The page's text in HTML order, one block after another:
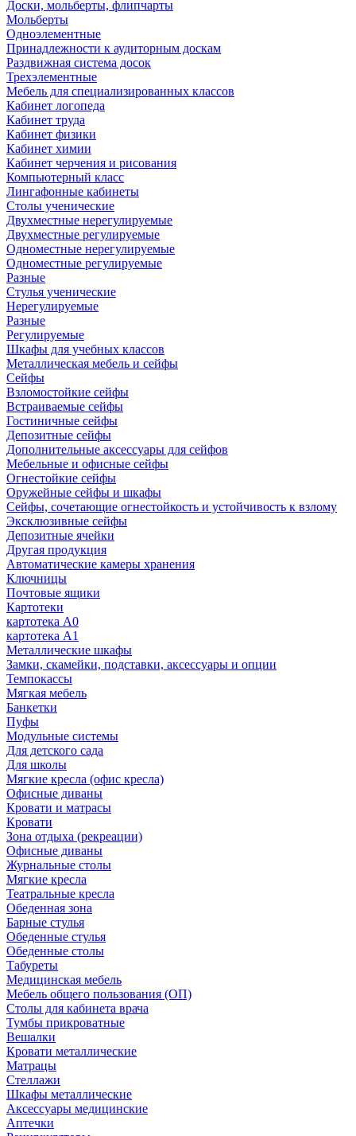
Доски, мольберты, флипчарты
Мольберты
Одноэлементные
Принадлежности к аудиторным доскам
Раздвижная система досок
Трехэлементные
Мебель для специализированных классов
Кабинет логопеда
Кабинет труда
Кабинет физики
Кабинет химии
Кабинет черчения и рисования
Компьютерный класс
Лингафонные кабинеты
Столы ученические
Двухместные нерегулируемые
Двухместные регулируемые
Одноместные нерегулируемые
Одноместные регулируемые
Разные
Стулья ученические
Нерегулируемые
Разные
Регулируемые
Шкафы для учебных классов
Металлическая мебель и сейфы
Сейфы
Взломостойкие сейфы
Встраиваемые сейфы
Гостиничные сейфы
Депозитные сейфы
Дополнительные аксессуары для сейфов
Мебельные и офисные сейфы
Огнестойкие сейфы
Оружейные сейфы и шкафы
Сейфы, сочетающие огнестойкость и устойчивость к взлому
Эксклюзивные сейфы
Депозитные ячейки
Другая продукция
Автоматические камеры хранения
Ключницы
Почтовые ящики
Картотеки
картотека А0
картотека А1
Металлические шкафы
Замки, скамейки, подставки, аксессуары и опции
Темпокассы
Мягкая мебель
Банкетки
Пуфы
Модульные системы
Для детского сада
Для школы
Мягкие кресла (офис кресла)
Офисные диваны
Кровати и матрасы
Кровати
Зона отдыха (рекреации)
Офисные диваны
Журнальные столы
Мягкие кресла
Театральные кресла
Обеденная зона
Барные стулья
Обеденные стулья
Обеденные столы
Табуреты
Медицинская мебель
Мебель общего пользования (ОП)
Столы для кабинета врача
Тумбы прикроватные
Вешалки
Кровати металлические
Матрацы
Стеллажи
Шкафы металлические
Аксессуары медицинские
Аптечки